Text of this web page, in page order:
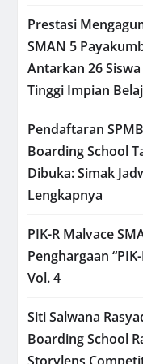
Prestasi
SMAN 5
Antarkan 26
Tinggi Impian
Pendaftaran
Boarding School
Dibuka: Simak
Lengkapnya
PIK-R Malvace
Penghargaan
Vol. 4
Siti Salwana
Boarding School